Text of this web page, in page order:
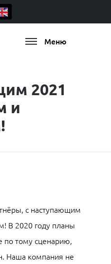
Меню
2021
и
с наступающим
В 2020 году планы
по тому сценарию,
Наша компания не